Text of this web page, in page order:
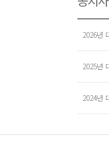
2026년
2025년
2024년